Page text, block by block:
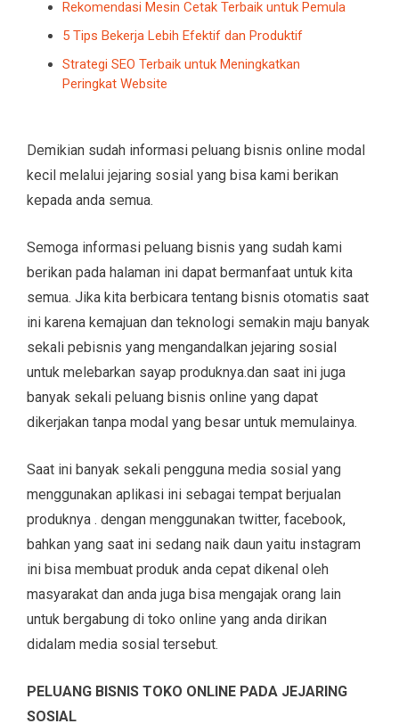
Rekomendasi Mesin Cetak Terbaik untuk Pemula
5 Tips Bekerja Lebih Efektif dan Produktif
Strategi SEO Terbaik untuk Meningkatkan
Peringkat Website
Demikian sudah informasi peluang bisnis online modal
kecil melalui jejaring sosial yang bisa kami berikan
kepada anda semua.
Semoga informasi peluang bisnis yang sudah kami
berikan pada halaman ini dapat bermanfaat untuk kita
semua. Jika kita berbicara tentang bisnis otomatis saat
ini karena kemajuan dan teknologi semakin maju banyak
sekali pebisnis yang mengandalkan jejaring sosial
untuk melebarkan sayap produknya.dan saat ini juga
banyak sekali peluang bisnis online yang dapat
dikerjakan tanpa modal yang besar untuk memulainya.
Saat ini banyak sekali pengguna media sosial yang
menggunakan aplikasi ini sebagai tempat berjualan
produknya . dengan menggunakan twitter, facebook,
bahkan yang saat ini sedang naik daun yaitu instagram
ini bisa membuat produk anda cepat dikenal oleh
masyarakat dan anda juga bisa mengajak orang lain
untuk bergabung di toko online yang anda dirikan
didalam media sosial tersebut.
PELUANG BISNIS TOKO ONLINE PADA JEJARING
SOSIAL